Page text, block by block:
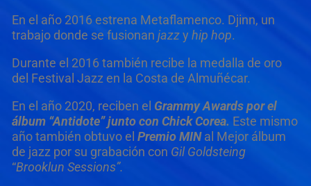
En el año 2016 estrena Metaflamenco. Djinn, un
trabajo donde se fusionan jazzy hip hop.
Durante el 2016 también recibe la medalla de oro
del Festival Jazz en la Costa de Almuñécar.
En el año 2020, reciben el GrammyAwards por el
álbum “Antidote” junto con Chick Corea. Este mismo
año también obtuvo el Premio MINal Mejor álbum
de jazz por su grabación con Gil Goldsteing
“Brooklun Sessions”.